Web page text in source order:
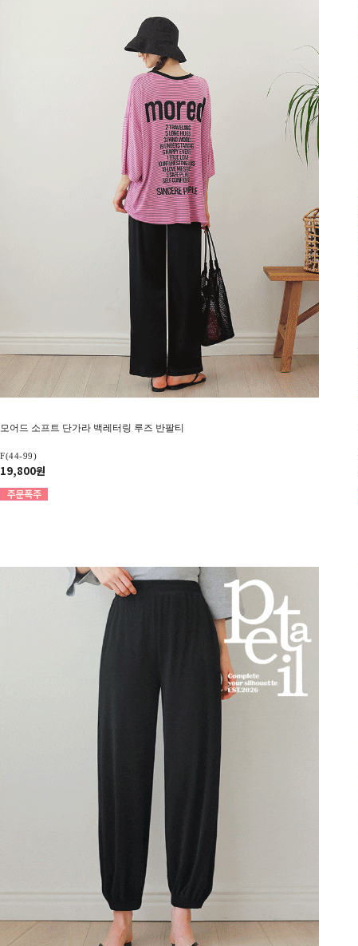
모어드 소프트 단가라 백레터링 루즈 반팔티
F(44-99)
19,800원